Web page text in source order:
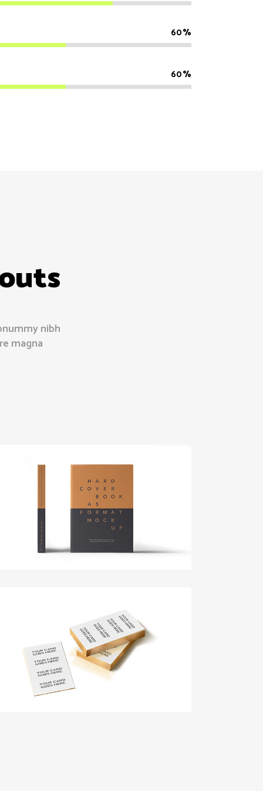
60
60
nibh
magna
Book Cover
Design/Photo
Brand Identity Pack
Design